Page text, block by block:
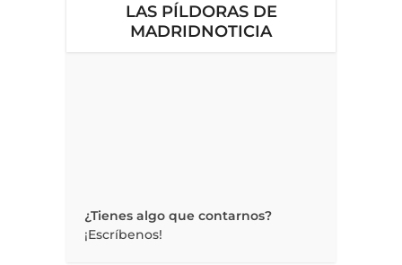
LAS PÍLDORAS DE
MADRIDNOTICIA
¿Tienes algo que contarnos?
¡Escríbenos!